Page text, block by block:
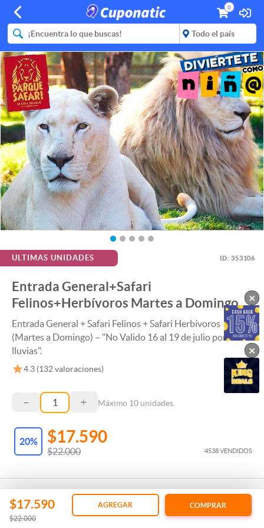
0
ULTIMAS UNIDADES ID:353106
Entrada General+Safari
Felinos+Herbívoros Martes a Domingo
Entrada General + Safari Felinos + Safari Herbívoros
(Martes a Domingo) – "No Valido 16 al 19 de julio por
lluvias".
4.3 (132 valoraciones)
– + Máximo 10 unidades.
20% $17.590
$22.000 4538 VENDIDOS
$17.590
$22.000
AGREGAR COMPRAR
×
×